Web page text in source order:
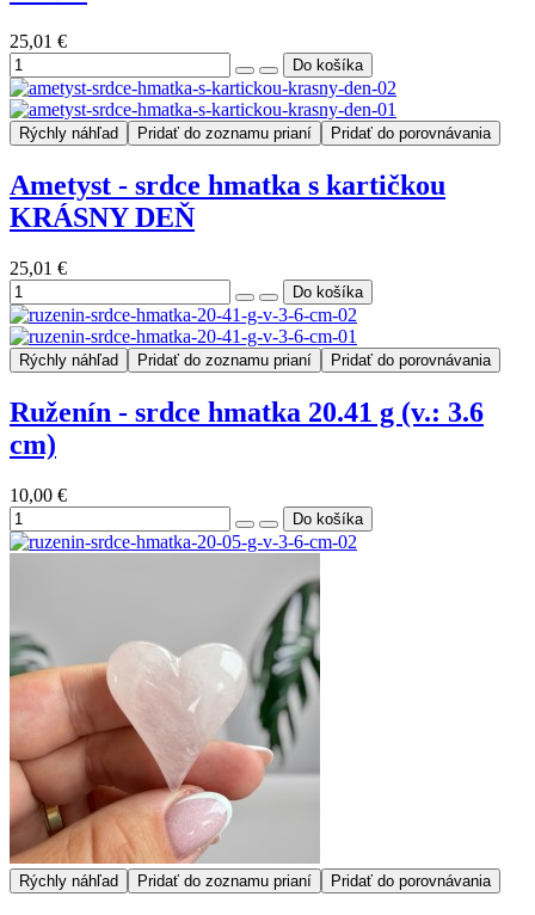
25,01 €
Rýchly náhľad Pridať do zoznamu prianí Pridať do porovnávania
Ametyst - srdce hmatka s kartičkou
KRÁSNY DEŇ
25,01 €
Rýchly náhľad Pridať do zoznamu prianí Pridať do porovnávania
Ruženín - srdce hmatka 20.41 g (v.: 3.6
cm)
10,00 €
Rýchly náhľad Pridať do zoznamu prianí Pridať do porovnávania